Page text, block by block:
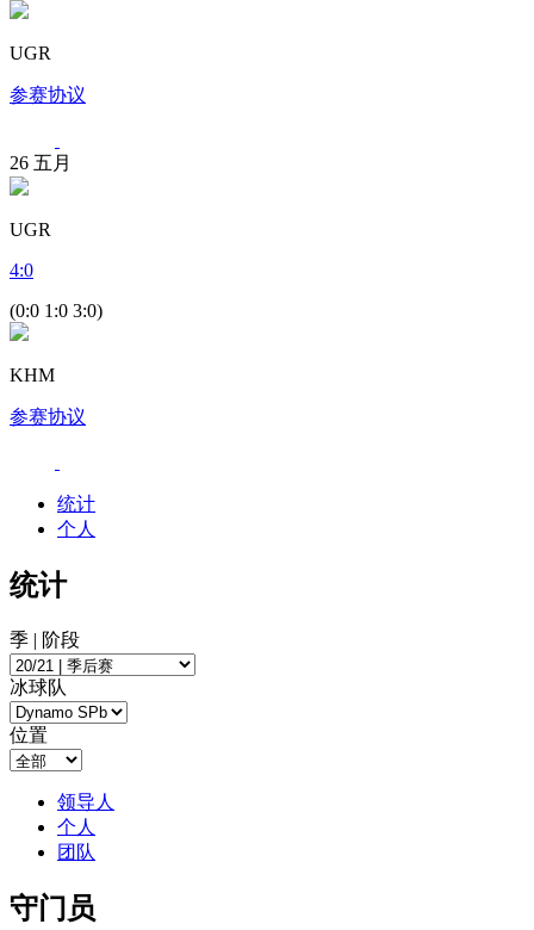
UGR
参赛协议
26 五月
UGR
4:0
(0:0 1:0 3:0)
KHM
参赛协议
统计
个人
统计
季 | 阶段
冰球队
位置
领导人
个人
团队
守门员